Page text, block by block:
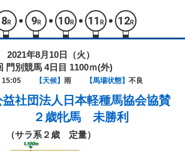
8R 9R 10R 11 R 12R
2021年8月10日（火）
門別競馬 4日目 1100ｍ(外)
15:05 【天候】 雨 【馬場状態】 不良
益社団法人日本軽種馬協会協賛
２歳牝馬 未勝利
（サラ系２歳 定量）